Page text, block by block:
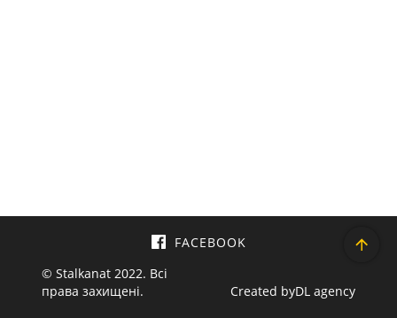
© Stalkanat 2022. Всі
права захищені.
FACEBOOK
Created byDL agency